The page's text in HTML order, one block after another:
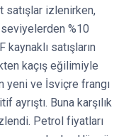
satışlar izlenirken,
%10
satışların
kaçış eğilimiyle
yeni ve İsviçre frangı
Buna karşılık
Petrol fiyatları